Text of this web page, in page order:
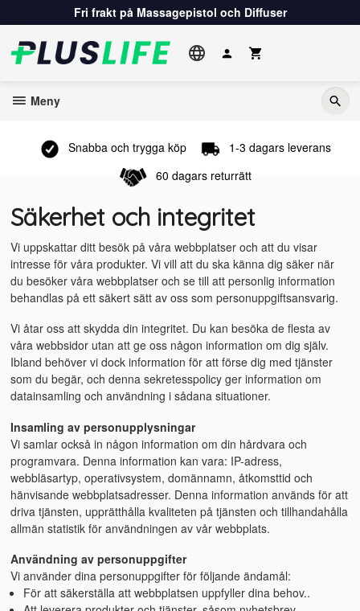
till
innehåll
Fri frakt på Massagepistol och Diffuser
Meny
Snabba och trygga köp
1-3 dagars leverans
60 dagars returrätt
Säkerhet och integritet
Vi uppskattar ditt besök på våra webbplatser och att du visar
intresse för våra produkter. Vi vill att du ska känna dig säker när
du besöker våra webbplatser och se till att personlig information
behandlas på ett säkert sätt av oss som personuppgiftsansvarig.
Vi åtar oss att skydda din integritet. Du kan besöka de flesta av
våra webbsidor utan att ge oss någon information om dig själv.
Ibland behöver vi dock information för att förse dig med tjänster
som du begär, och denna sekretesspolicy ger information om
datainsamling och användning i sådana situationer.
Insamling av personupplysningar
Vi samlar också in någon information om din hårdvara och
programvara. Denna information kan vara: IP-adress,
webbläsartyp, operativsystem, domännamn, åtkomsttid och
hänvisande webbplatsadresser. Denna information används för att
driva tjänsten, upprätthålla kvaliteten på tjänsten och tillhandahålla
allmän statistik för användningen av vår webbplats.
Användning av personuppgifter
Vi använder dina personuppgifter för följande ändamål:
För att säkerställa att webbplatsen uppfyller dina behov..